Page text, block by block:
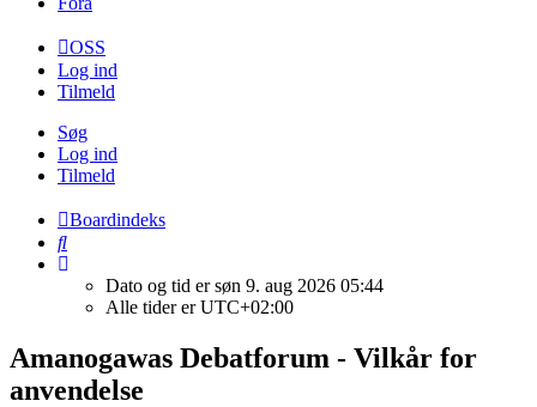
OSS
Log ind
Tilmeld
Søg
Log ind
Tilmeld
Boardindeks
Søg
Dato og tid er søn 9. aug 2026 05:44
Alle tider erUTC+02:00
Amanogawas Debatforum - Vilkår for
anvendelse